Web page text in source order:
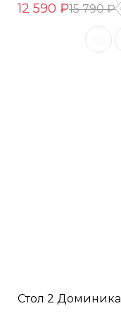
12 590 ₽15 790 ₽
Стол 2 Доминика